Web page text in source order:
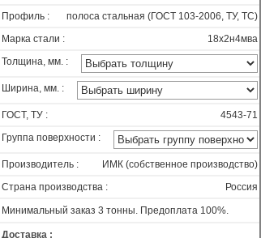
Профиль :
полоса стальная (ГОСТ 103-2006, ТУ, ТС)
Марка стали :
18х2н4мва
Толщина, мм. :
Ширина, мм. :
ГОСТ, ТУ :
4543-71
Группа поверхности :
Производитель :
ИМК (собственное производство)
Страна производства :
Россия
Минимальный заказ 3 тонны. Предоплата 100%.
Доставка :